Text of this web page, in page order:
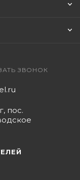
ЗВОНОК
пос.